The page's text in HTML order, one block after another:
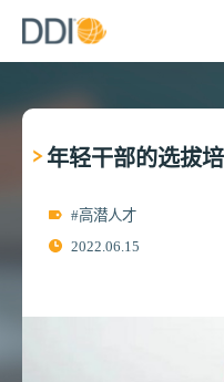
年轻干部的选拔
#高潜人才
2022.06.15